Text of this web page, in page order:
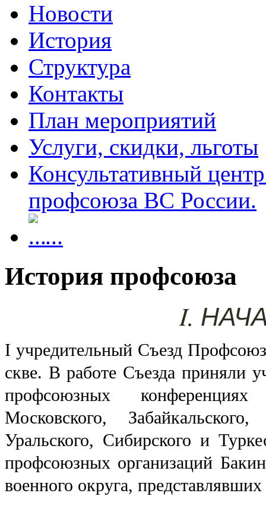
Новости
История
Структура
Контакты
План мероприятий
Услуги, скидки, льготы
Консультативный
профсоюза ВС России.
...
История профсоюза
I.
I учредительный Съезд
скве. В работе Съезда приняли
проф­союзных конференциях
Московского,
Уральского, Сибирского и
профсоюзных организаций
военного округа,